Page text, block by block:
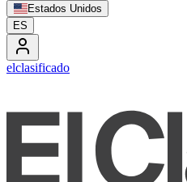
Estados Unidos
ES
elclasificado